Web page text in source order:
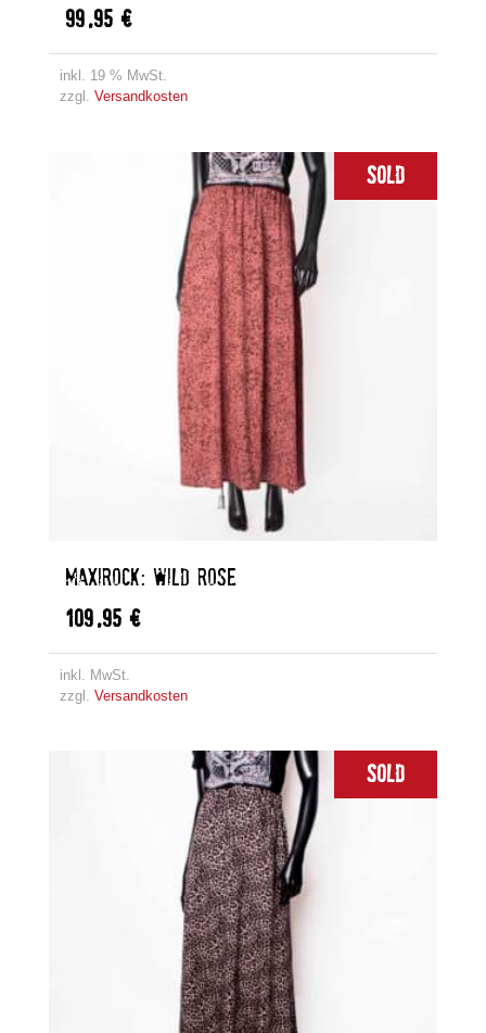
99,95 €
inkl. 19 % MwSt.
zzgl. Versandkosten
Sold
MAXIROCK: WILD ROSE
109,95 €
inkl. MwSt.
zzgl. Versandkosten
Sold